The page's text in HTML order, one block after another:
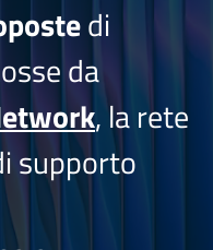
di
da
, la rete
supporto